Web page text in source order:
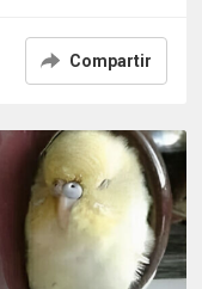
Compartir